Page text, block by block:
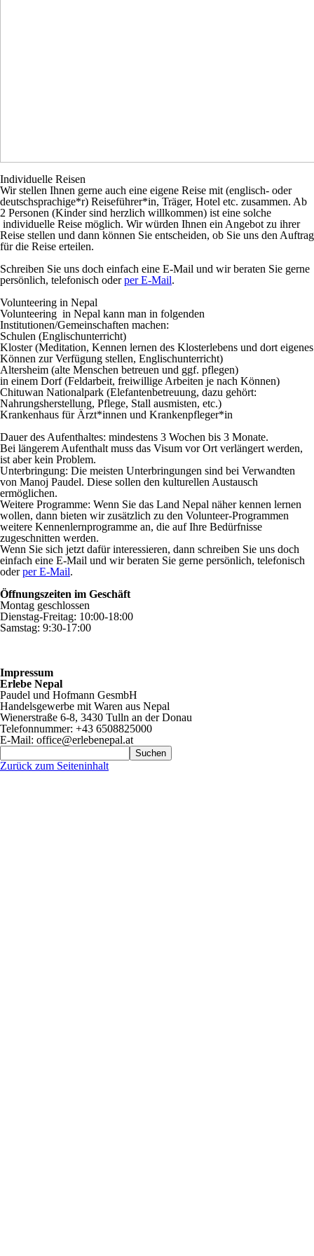
Individuelle Reisen
Wir stellen Ihnen gerne auch eine eigene Reise mit (englisch- oder
deutschsprachige*r) Reiseführer*in, Träger, Hotel etc. zusammen. Ab
2 Personen (Kinder sind herzlich willkommen) ist eine solche
individuelle Reise möglich. Wir würden Ihnen ein Angebot zu ihrer
Reise stellen und dann können Sie entscheiden, ob Sie uns den Auftrag
für die Reise erteilen.
Schreiben Sie uns doch einfach eine E-Mail und wir beraten Sie gerne
persönlich, telefonisch oder per E-Mail.
Volunteering in Nepal
Volunteering in Nepal kann man in folgenden
Institutionen/Gemeinschaften machen:
Schulen (Englischunterricht)
Kloster (Meditation, Kennen lernen des Klosterlebens und dort eigenes
Können zur Verfügung stellen, Englischunterricht)
Altersheim (alte Menschen betreuen und ggf. pflegen)
in einem Dorf (Feldarbeit, freiwillige Arbeiten je nach Können)
Chituwan Nationalpark (Elefantenbetreuung, dazu gehört:
Nahrungsherstellung, Pflege, Stall ausmisten, etc.)
Krankenhaus für Ärzt*innen und Krankenpfleger*in
Dauer des Aufenthaltes: mindestens 3 Wochen bis 3 Monate.
Bei längerem Aufenthalt muss das Visum vor Ort verlängert werden,
ist aber kein Problem.
Unterbringung: Die meisten Unterbringungen sind bei Verwandten
von Manoj Paudel. Diese sollen den kulturellen Austausch
ermöglichen.
Weitere Programme: Wenn Sie das Land Nepal näher kennen lernen
wollen, dann bieten wir zusätzlich zu den Volunteer-Programmen
weitere Kennenlernprogramme an, die auf Ihre Bedürfnisse
zugeschnitten werden.
Wenn Sie sich jetzt dafür interessieren, dann schreiben Sie uns doch
einfach eine E-Mail und wir beraten Sie gerne persönlich, telefonisch
oderper E-Mail.
Öffnungszeiten im Geschäft
Montag geschlossen
Dienstag-Freitag: 10:00-18:00
Samstag: 9:30-17:00
Impressum
Erlebe Nepal
Paudel und Hofmann GesmbH
Handelsgewerbe mit Waren aus Nepal
Wienerstraße 6-8, 3430 Tulln an der Donau
Telefonnummer: +43 6508825000
E-Mail: office@erlebenepal.at
Suchen
Zurück zum Seiteninhalt